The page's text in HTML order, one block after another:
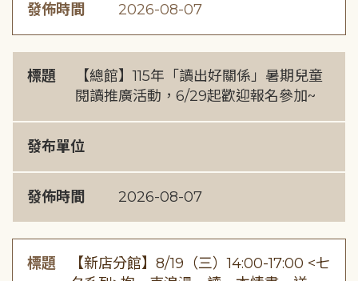
發佈時間 2026-08-07
標題
【總館】115年「讀出好關係」暑期兒童
閱讀推廣活動，6/29起歡迎報名參加~
發布單位
發佈時間 2026-08-07
標題
【新店分館】8/19（三）14:00-17:00 <七